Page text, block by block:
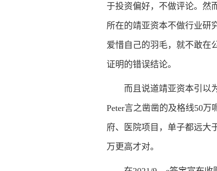
于投资偏好，不做评论。然
所在的靖亚资本不做行业研
爱惜自己的羽毛，就不敢在
证明的错误结论。
而且说道靖亚资本引以为
Peter言之凿凿的及格线50万
府、医院项目，单子都远大
万更高才对。